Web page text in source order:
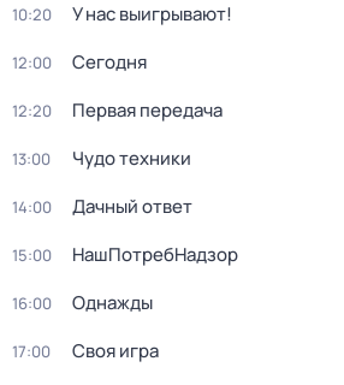
10:20 У нас выигрывают!
12:00 Сегодня
12:20 Первая передача
13:00 Чудо техники
14:00 Дачный ответ
15:00 НашПотребНадзор
16:00 Однажды
17:00 Своя игра